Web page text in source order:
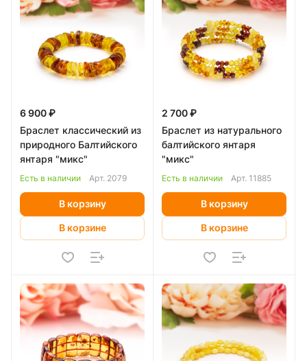
6 900 ₽
Браслет классический из
природного Балтийского
янтаря "микс"
Есть в наличии Арт. 2079
В корзину
В корзине
2 700 ₽
Браслет из натурального
балтийского янтаря
"микс"
Есть в наличии Арт. 11885
В корзину
В корзине